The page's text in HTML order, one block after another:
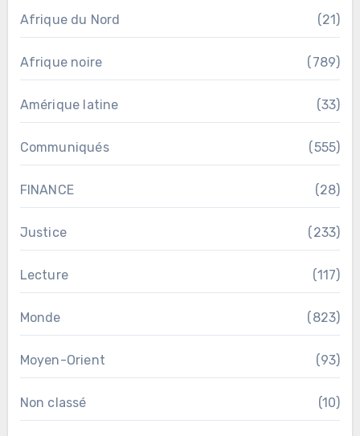
Afrique du Nord (21)
Afrique noire (789)
Amérique latine (33)
Communiqués (555)
FINANCE (28)
Justice (233)
Lecture (117)
Monde (823)
Moyen-Orient (93)
Non classé (10)